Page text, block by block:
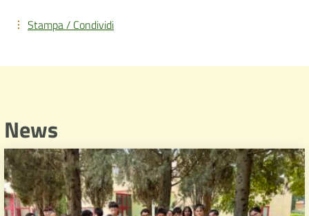
Stampa / Condividi
News